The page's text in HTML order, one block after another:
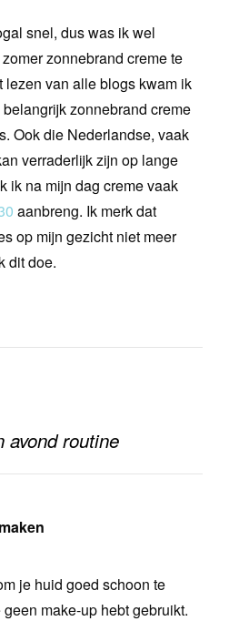
snel, dus was ik wel
zonnebrand creme te
lezen van alle blogs kwam ik
zonnebrand creme
Ook die Nederlandse, vaak
verraderlijk zijn op lange
ik na mijn dag creme vaak
aanbreng. Ik merk dat
op mijn gezicht niet meer
dit doe.
avond routine
je huid goed schoon te
make-up hebt gebruikt.